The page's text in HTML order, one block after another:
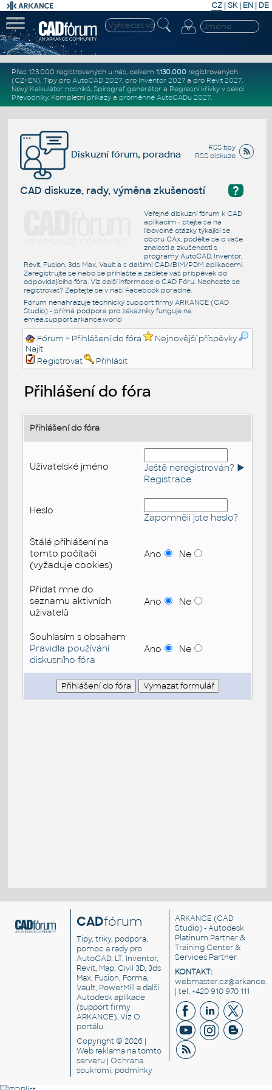
CZ | SK| EN | DE
Přes 123.000 registrovaných u nás, celkem 1.130.000registrovaných
(CZ+EN). Tipy pro AutoCAD 2027, pro Inventor 2027a pro Revit 2027.
Nový Kalkulátor nosníků, Spirograf generátor a Regresní křivkyv sekci
Převodníky. Kompletní příkazya proměnné AutoCADu 2027.
RSS tipy
RSS diskuze
Diskuzní fórum, poradna
?
CAD diskuze, rady, výměna zkušeností
Veřejné diskuzní fórum k CAD
aplikacím - ptejte se na
libovolné otázky týkající se
oboru CAx, podělte se o vaše
znalosti a zkušenosti s
programy AutoCAD, Inventor,
Revit, Fusion, 3ds Max, Vault a s dalšími CAD/BIM/PDM aplikacemi.
Zaregistrujte se nebo se přihlašte a zašlete váš příspěvek do
odpovídajícího fóra. Viz další informace o CAD Fóru. Nechcete se
registrovat? Zeptejte se v naší Facebook poradně.
Fórum nenahrazuje technický support firmy ARKANCE (CAD
Studio) - přímá podpora pro zákazníky funguje na
emea.support.arkance.world
Fórum > Přihlášení do fóra
Nejnovější příspěvky
Najít
Registrovat
Přihlásit
Přihlášení do fóra
Přihlášení do fóra
Uživatelské jméno
Ještě neregistrován? ►
Registrace
Heslo
Zapomněli jste heslo?
Stálé přihlášení na
tomto počítači
(vyžaduje cookies)
Ano Ne
Přidat mne do
seznamu aktivních
uživatelů
Ano Ne
Souhlasím s obsahem
Pravidla používání
diskusního fóra
Ano Ne
CADfórum
Tipy, triky, podpora,
pomoc a rady pro
AutoCAD, LT, Inventor,
Revit, Map, Civil 3D, 3ds
Max, Fusion, Forma,
Vault, PowerMill a další
Autodesk aplikace
(support firmy
ARKANCE). VizO
portálu.
Copyright © 2026 |
Web reklama na tomto
serveru |Ochrana
soukromí, podmínky
ARKANCE (CAD
Studio) - Autodesk
Platinum Partner &
Training Center &
Services Partner
KONTAKT:
| tel. +420 910 970 111